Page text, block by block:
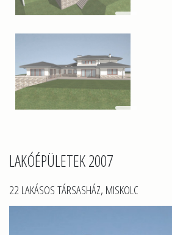
LAKÓÉPÜLETEK 2007
22 LAKÁSOS TÁRSASHÁZ, MISKOLC